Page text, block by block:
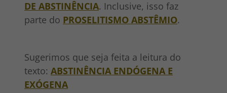
DE ABSTINÊNCIA. Inclusive, isso faz
parte do PROSELITISMO ABSTÊMIO.
Sugerimos que seja feita a leitura do
texto: ABSTINÊNCIA ENDÓGENA E
EXÓGENA